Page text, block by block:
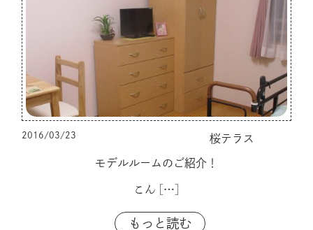
2016/03/23 桜テラス
モデルルームのご紹介！
こん […]
もっと読む